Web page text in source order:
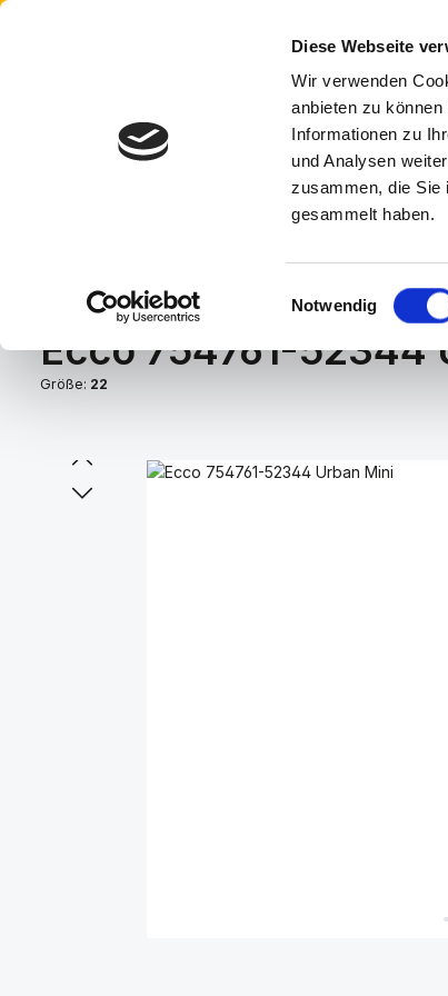
Diese Webseite
Wir verwenden
anbieten zu
Informationen zu
und Analysen
zusammen, die Sie
gesammelt haben.
Einwilligungsauswahl
Notwendig
DAMENSCHUHE
Ecco 754761-52344
Größe: 22
Bildergalerie überspringen